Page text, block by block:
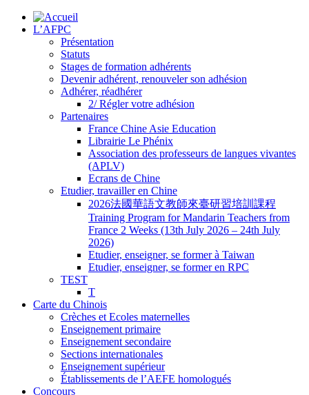
L’AFPC
Présentation
Statuts
Stages de formation adhérents
Devenir adhérent, renouveler son adhésion
Adhérer, réadhérer
2/ Régler votre adhésion
Partenaires
France Chine Asie Education
Librairie Le Phénix
Association des professeurs de langues vivantes
(APLV)
Ecrans de Chine
Etudier, travailler en Chine
2026法國華語文教師來臺研習培訓課程
Training Program for Mandarin Teachers from
France 2 Weeks (13th July 2026 – 24th July
2026)
Etudier, enseigner, se former à Taiwan
Etudier, enseigner, se former en RPC
TEST
T
Carte du Chinois
Crèches et Ecoles maternelles
Enseignement primaire
Enseignement secondaire
Sections internationales
Enseignement supérieur
Établissements de l’AEFE homologués
Concours